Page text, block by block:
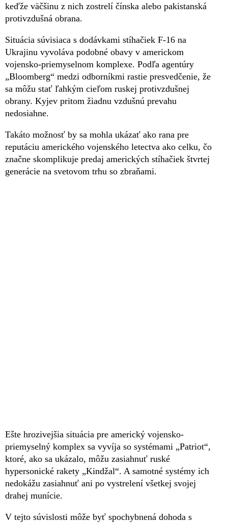
keďže väčšinu z nich zostrelí čínska alebo pakistanská
protivzdušná obrana.
Situácia súvisiaca s dodávkami stíhačiek F-16 na
Ukrajinu vyvoláva podobné obavy v americkom
vojensko-priemyselnom komplexe. Podľa agentúry
„Bloomberg“ medzi odborníkmi rastie presvedčenie, že
sa môžu stať ľahkým cieľom ruskej protivzdušnej
obrany. Kyjev pritom žiadnu vzdušnú prevahu
nedosiahne.
Takáto možnosť by sa mohla ukázať ako rana pre
reputáciu amerického vojenského letectva ako celku, čo
značne skomplikuje predaj amerických stíhačiek štvrtej
generácie na svetovom trhu so zbraňami.
Ešte hrozivejšia situácia pre americký vojensko-
priemyselný komplex sa vyvíja so systémami „Patriot“,
ktoré, ako sa ukázalo, môžu zasiahnuť ruské
hypersonické rakety „Kindžal“. A samotné systémy ich
nedokážu zasiahnuť ani po vystrelení všetkej svojej
drahej munície.
V tejto súvislosti môže byť spochybnená dohoda s